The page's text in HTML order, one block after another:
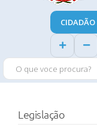
O QUE VOCE PROCURA?
CIDADÃO
Legislação